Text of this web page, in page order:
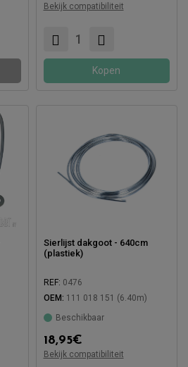
Bekijk compatibiliteit
Kopen
Sierlijst dakgoot - 640cm
(plastiek)
REF: 0476
OEM: 111 018 151 (6.40m)
Beschikbaar
18,95€
Bekijk compatibiliteit
Compatibel met: